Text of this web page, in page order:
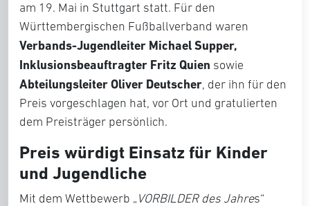
am 19. Mai in Stuttgart statt. Für den
Württembergischen Fußballverband waren
Verbands-Jugendleiter Michael Supper,
Inklusionsbeauftragter Fritz Quien sowie
Abteilungsleiter Oliver Deutscher, der ihn für den
Preis vorgeschlagen hat, vor Ort und gratulierten
dem Preisträger persönlich.
Preis würdigt Einsatz für Kinder
und Jugendliche
Mit dem Wettbewerb „ VORBILDER des Jahres“